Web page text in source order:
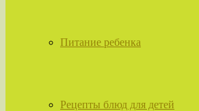
Питание ребенка
Рецепты блюд для детей